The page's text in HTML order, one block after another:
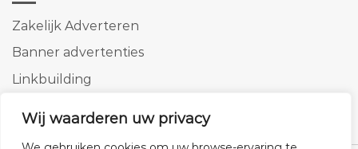
Wij waarderen uw privacy
Zakelijk Adverteren
Banner advertenties
Linkbuilding